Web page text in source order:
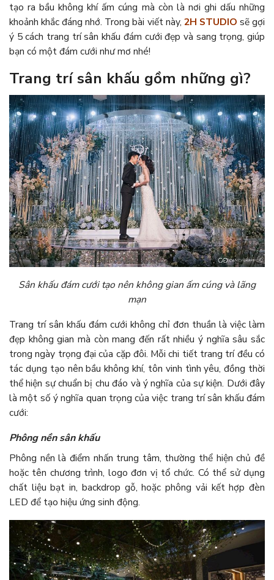
tạo ra bầu không khí ấm cúng mà còn là nơi ghi dấu những
khoảnh khắc đáng nhớ. Trong bài viết này, 2H STUDIO sẽ gợi
ý 5 cách trang trí sân khấu đám cưới đẹp và sang trọng, giúp
bạn có một đám cưới như mơ nhé!
Trang trí sân khấu gồm những gì?
Sân khấu đám cưới tạo nên không gian ấm cúng và lãng
mạn
Trang trí sân khấu đám cưới không chỉ đơn thuần là việc làm
đẹp không gian mà còn mang đến rất nhiều ý nghĩa sâu sắc
trong ngày trọng đại của cặp đôi. Mỗi chi tiết trang trí đều có
tác dụng tạo nên bầu không khí, tôn vinh tình yêu, đồng thời
thể hiện sự chuẩn bị chu đáo và ý nghĩa của sự kiện. Dưới đây
là một số ý nghĩa quan trọng của việc trang trí sân khấu đám
cưới:
Phông nền sân khấu
Phông nền là điểm nhấn trung tâm, thường thể hiện chủ đề
hoặc tên chương trình, logo đơn vị tổ chức. Có thể sử dụng
chất liệu bạt in, backdrop gỗ, hoặc phông vải kết hợp đèn
LED để tạo hiệu ứng sinh động.